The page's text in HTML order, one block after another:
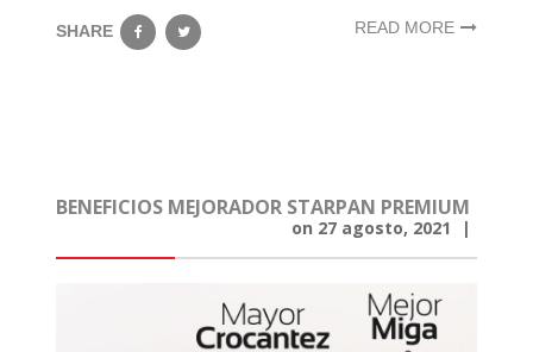
SHARE READ MORE
BENEFICIOS MEJORADOR STARPAN PREMIUM
on 27 agosto, 2021 |